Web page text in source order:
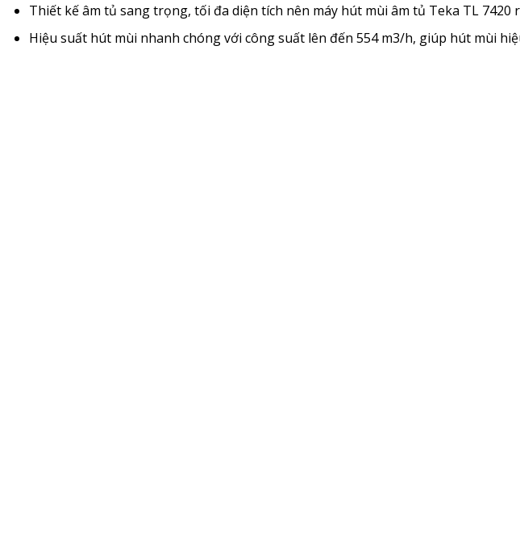
Thiết kế âm tủ sang trọng, tối đa diện tích nên máy hút mùi âm tủ Teka TL
Hiệu suất hút mùi nhanh chóng với công suất lên đến 554 m3/h, giúp hút mùi